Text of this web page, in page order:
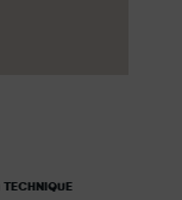
TECHNIQUE